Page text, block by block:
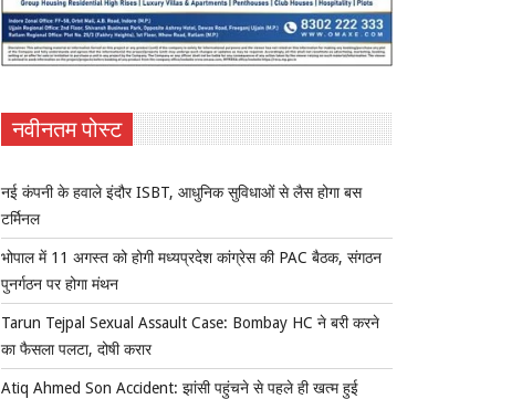
नवीनतम पोस्ट
नई कंपनी के हवाले इंदौर ISBT, आधुनिक सुविधाओं से लैस होगा बस
टर्मिनल
भोपाल में 11 अगस्त को होगी मध्यप्रदेश कांग्रेस की PAC बैठक, संगठन
पुनर्गठन पर होगा मंथन
Tarun Tejpal Sexual Assault Case: Bombay HC ने बरी करने
का फैसला पलटा, दोषी करार
Atiq Ahmed Son Accident: झांसी पहुंचने से पहले ही खत्म हुई